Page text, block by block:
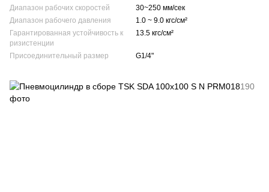
Диапазон рабочих скоростей
30~250 мм/сек
Диапазон рабочего давления
1.0 ~ 9.0 кгс/см²
Гарантированная устойчивость к
ризистенции
13.5 кгс/см²
Присоединительный размер G1/4"